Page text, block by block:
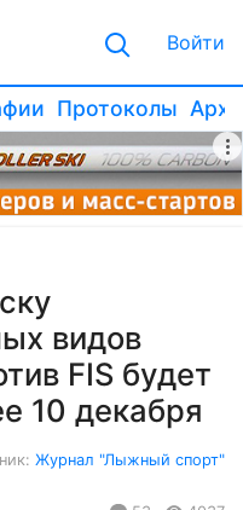
Войти
Протоколы
видов
FIS будет
10 декабря
Журнал "Лыжный спорт"